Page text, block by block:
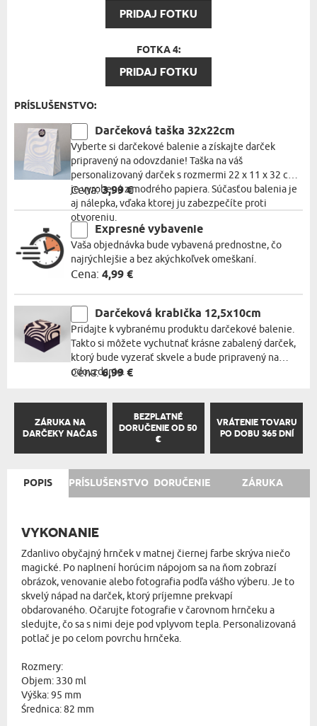
PRIDAJ FOTKU
FOTKA 4:
PRIDAJ FOTKU
PRÍSLUŠENSTVO:
Darčeková taška 32x22cm
Vyberte si darčekové balenie a získajte darček
pripravený na odovzdanie! Taška na váš
personalizovaný darček s rozmermi 22 x 11 x 32 cm
je vyrobená z modrého papiera. Súčasťou balenia je
aj nálepka, vďaka ktorej ju zabezpečíte proti
otvoreniu.
Cena:3,99 €
Expresné vybavenie
Vaša objednávka bude vybavená prednostne, čo
najrýchlejšie a bez akýchkoľvek omeškaní.
Cena: 4,99 €
Darčeková krabička 12,5x10cm
Pridajte k vybranému produktu darčekové balenie.
Takto si môžete vychutnať krásne zabalený darček,
ktorý bude vyzerať skvele a bude pripravený na
odovzdanie.
Cena:6,99 €
ZÁRUKA NA
DARČEKY NAČAS
BEZPLATNÉ
DORUČENIE OD 50
€
VRÁTENIE TOVARU
PO DOBU 365 DNÍ
POPIS PRÍSLUŠENSTVO DORUČENIE ZÁRUKA
VYKONANIE
Zdanlivo obyčajný hrnček v matnej čiernej farbe skrýva niečo
magické. Po naplnení horúcim nápojom sa na ňom zobrazí
obrázok, venovanie alebo fotografia podľa vášho výberu. Je to
skvelý nápad na darček, ktorý príjemne prekvapí
obdarovaného. Očarujte fotografie v čarovnom hrnčeku a
sledujte, čo sa s nimi deje pod vplyvom tepla. Personalizovaná
potlač je po celom povrchu hrnčeka.
Rozmery:
Objem: 330 ml
Výška: 95 mm
Średnica: 82 mm